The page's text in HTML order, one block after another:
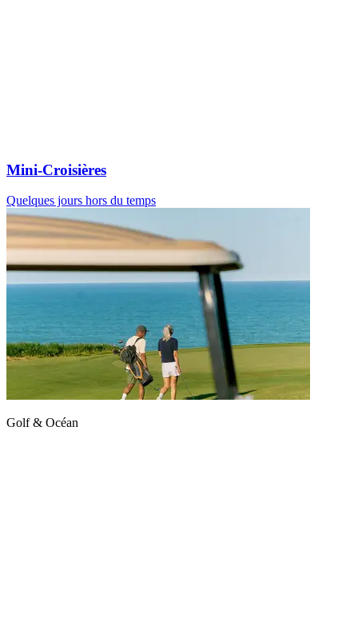
Mini-Croisières
Quelques jours hors du temps
Golf & Océan